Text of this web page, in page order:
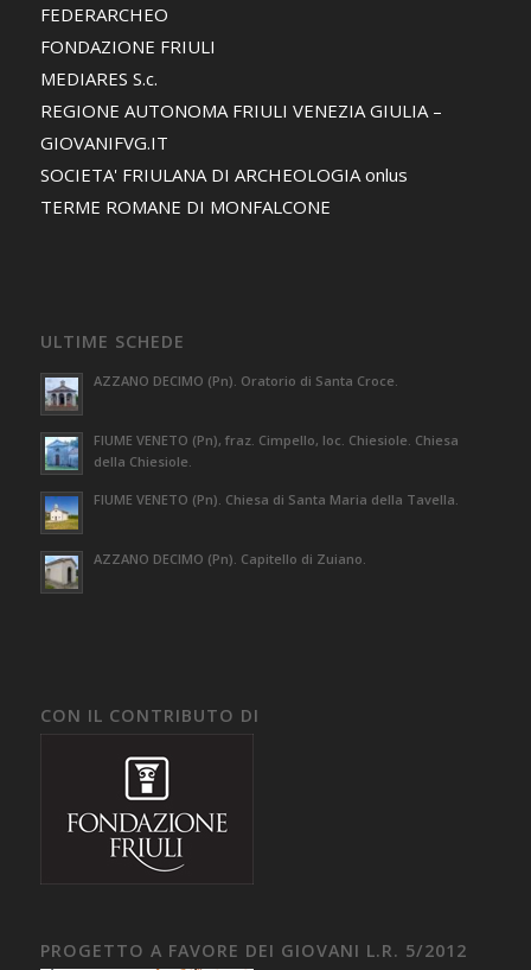
FEDERARCHEO
FONDAZIONE FRIULI
MEDIARES S.c.
REGIONE AUTONOMA FRIULI VENEZIA GIULIA –
GIOVANIFVG.IT
SOCIETA' FRIULANA DI ARCHEOLOGIA onlus
TERME ROMANE DI MONFALCONE
ULTIME SCHEDE
AZZANO DECIMO (Pn). Oratorio di Santa Croce.
FIUME VENETO (Pn), fraz. Cimpello, loc. Chiesiole. Chiesa
della Chiesiole.
FIUME VENETO (Pn). Chiesa di Santa Maria della Tavella.
AZZANO DECIMO (Pn). Capitello di Zuiano.
CON IL CONTRIBUTO DI
PROGETTO A FAVORE DEI GIOVANI L.R. 5/2012